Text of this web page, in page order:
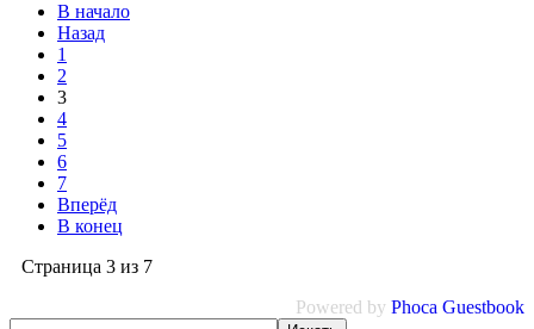
В начало
Назад
1
2
3
4
5
6
7
Вперёд
В конец
Страница 3 из 7
Powered by Phoca Guestbook